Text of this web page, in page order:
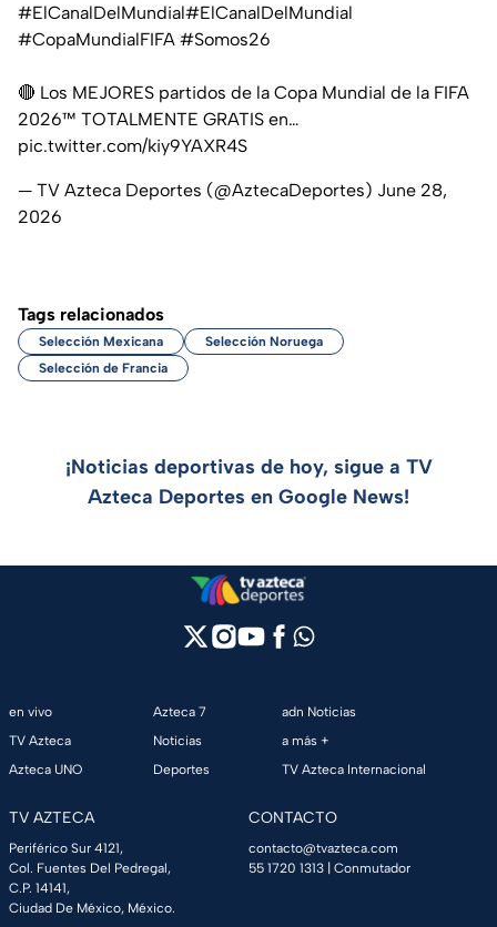
#ElCanalDelMundial#ElCanalDelMundial
#CopaMundialFIFA #Somos26
🔴 Los MEJORES partidos de la Copa Mundial de la FIFA
2026™ TOTALMENTE GRATIS en…
pic.twitter.com/kiy9YAXR4S
— TV Azteca Deportes (@AztecaDeportes) June 28,
2026
Tags relacionados
Selección Mexicana
Selección Noruega
Selección de Francia
¡Noticias deportivas de hoy, sigue a TV
Azteca Deportes en Google News!
en vivo
TV Azteca
Azteca UNO
Azteca 7
Noticias
Deportes
adn Noticias
a más +
TV Azteca Internacional
TV AZTECA
Periférico Sur 4121,
Col. Fuentes Del Pedregal,
C.P. 14141,
Ciudad De México, México.
CONTACTO
contacto@tvazteca.com
55 1720 1313 | Conmutador